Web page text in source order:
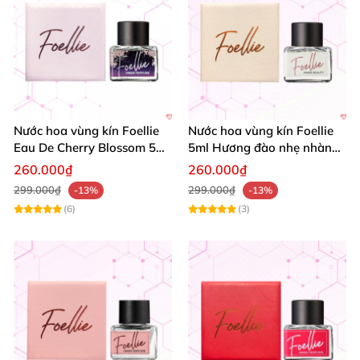
Nước hoa vùng kín Foellie
Eau De Cherry Blossom 5ml
thơm lâu
260.000₫
299.000₫
-13%
(6)
Nước hoa vùng kín Foellie
5ml Hương đào nhẹ nhàng
Tự tin quyến rũ
260.000₫
299.000₫
-13%
(3)